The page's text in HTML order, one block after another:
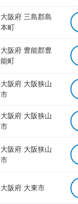
大阪府 三島郡島
本町
大阪府 豊能郡豊
能町
大阪府 大阪狭山
市
大阪府 大阪狭山
市
大阪府 大阪狭山
市
大阪府 大東市